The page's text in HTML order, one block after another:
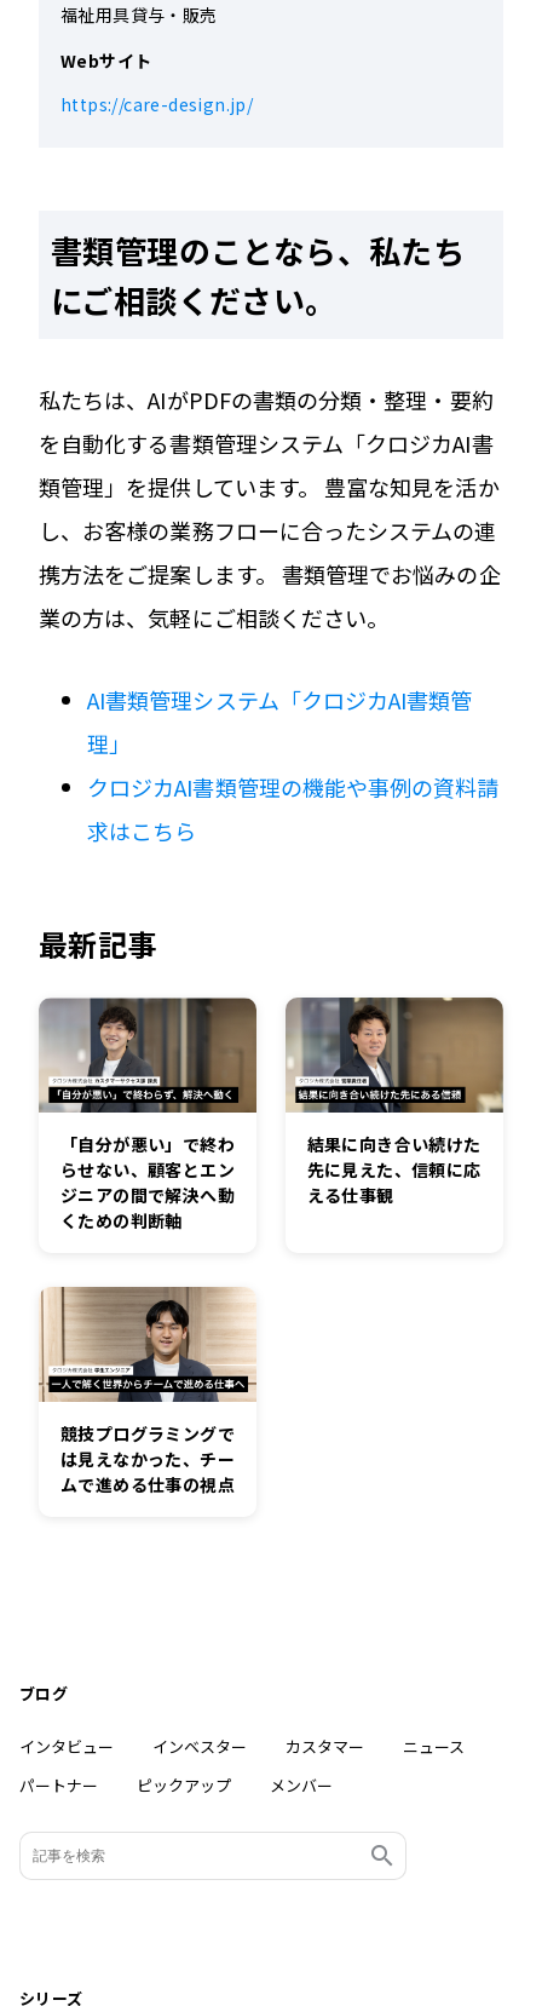
福祉用具貸与・販売
Webサイト
https://care-design.jp/
書類管理のことなら、私たち
にご相談ください。
私たちは、AIがPDFの書類の分類・整理・要約
を自動化する書類管理システム「クロジカAI書
類管理」を提供しています。 豊富な知見を活か
し、お客様の業務フローに合ったシステムの連
携方法をご提案します。 書類管理でお悩みの企
業の方は、気軽にご相談ください。
AI書類管理システム「クロジカAI書類管
理」
クロジカAI書類管理の機能や事例の資料請
求はこちら
最新記事
「自分が悪い」で終わ
らせない、顧客とエン
ジニアの間で解決へ動
くための判断軸
結果に向き合い続けた
先に見えた、信頼に応
える仕事観
競技プログラミングで
は見えなかった、チー
ムで進める仕事の視点
ブログ
インタビュー インベスター カスタマー
ニュース
パートナー
ピックアップ メンバー
シリーズ